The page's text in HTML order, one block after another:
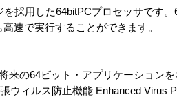
採用した64bitPCプロセッサです
速で実行することができます。
来の64ビット・アプリケーション
ウィルス防止機能 Enhanced Virus